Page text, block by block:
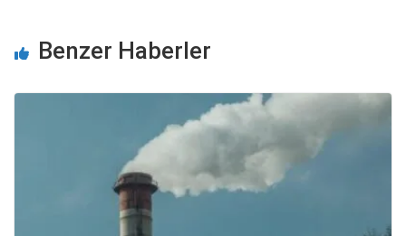
Benzer Haberler